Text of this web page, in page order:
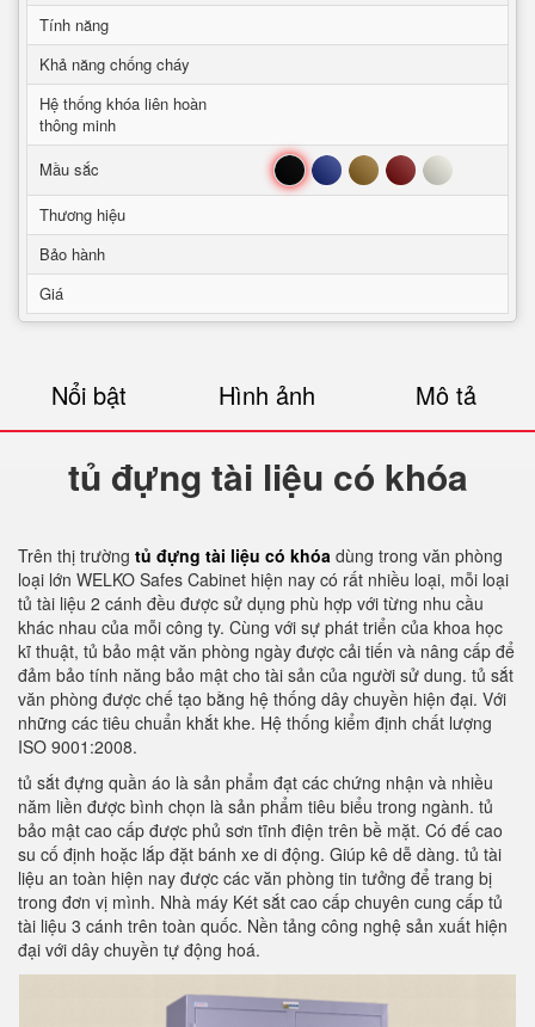
Tính năng
Khả năng chống cháy
Hệ thống khóa liên hoàn
thông minh
Mầu sắc
Đen Xanh Nâu Đỏ Trắng
Thương hiệu
Bảo hành
Giá
Nổi bật Hình ảnh Mô tả
tủ đựng tài liệu có khóa
Trên thị trường tủ đựng tài liệu có khóa dùng trong văn phòng
loại lớn WELKO Safes Cabinet hiện nay có rất nhiều loại, mỗi loại
tủ tài liệu 2 cánh đều được sử dụng phù hợp với từng nhu cầu
khác nhau của mỗi công ty. Cùng với sự phát triển của khoa học
kĩ thuật, tủ bảo mật văn phòng ngày được cải tiến và nâng cấp để
đảm bảo tính năng bảo mật cho tài sản của người sử dung. tủ sắt
văn phòng được chế tạo bằng hệ thống dây chuyền hiện đại. Với
những các tiêu chuẩn khắt khe. Hệ thống kiểm định chất lượng
ISO 9001:2008.
tủ sắt đựng quần áo là sản phẩm đạt các chứng nhận và nhiều
năm liền được bình chọn là sản phẩm tiêu biểu trong ngành. tủ
bảo mật cao cấp được phủ sơn tĩnh điện trên bề mặt. Có đế cao
su cố định hoặc lắp đặt bánh xe di động. Giúp kê dễ dàng. tủ tài
liệu an toàn hiện nay được các văn phòng tin tưởng để trang bị
trong đơn vị mình. Nhà máy Két sắt cao cấp chuyên cung cấp tủ
tài liệu 3 cánh trên toàn quốc. Nền tảng công nghệ sản xuất hiện
đại với dây chuyền tự động hoá.